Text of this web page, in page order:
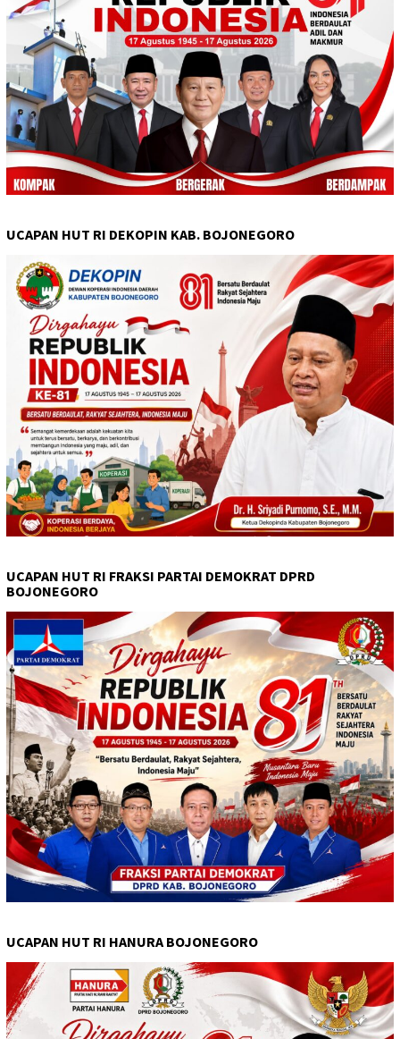
UCAPAN HUT RI DEKOPIN KAB. BOJONEGORO
UCAPAN HUT RI FRAKSI PARTAI DEMOKRAT DPRD
BOJONEGORO
UCAPAN HUT RI HANURA BOJONEGORO